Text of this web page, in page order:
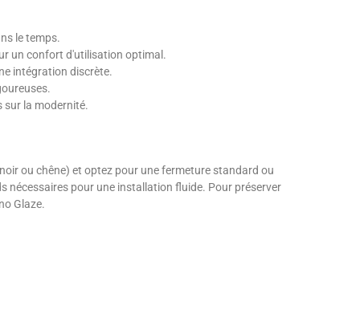
le temps.
un confort d'utilisation optimal.
intégration discrète.
sur la modernité.
ou chêne) et optez pour une fermeture standard ou
nécessaires pour une installation fluide. Pour préserver
Glaze.